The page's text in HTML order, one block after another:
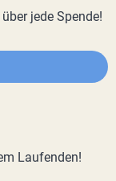
jede Spende!
Laufenden!